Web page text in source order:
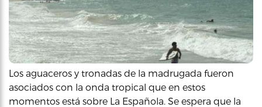
Los aguaceros y tronadas de la madrugada fueron
asociados con la onda tropical que en estos
momentos está sobre La Española. Se espera que la